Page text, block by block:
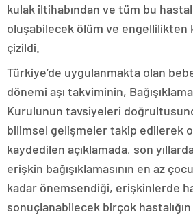
kulak iltihabından ve tüm bu
oluşabilecek ölüm ve engellilikten
çizildi.
Türkiye’de uygulanmakta olan
dönemi aşı takviminin,
Kurulunun tavsiyeleri
bilimsel gelişmeler takip edilerek
kaydedilen açıklamada, son
erişkin bağışıklamasının en az
kadar önemsendiği, erişkinlerde
sonuçlanabilecek birçok